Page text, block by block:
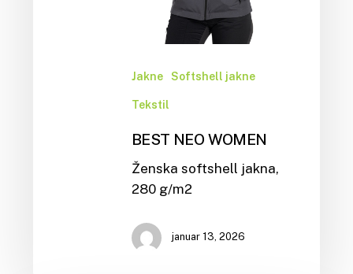
Jakne Softshell jakne
Tekstil
BEST NEO WOMEN
Ženska softshell jakna,
280 g/m2
januar 13, 2026